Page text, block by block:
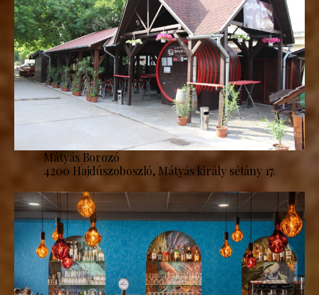
Mátyás Borozó
4200 Hajdúszoboszló, Mátyás király sétány 17.